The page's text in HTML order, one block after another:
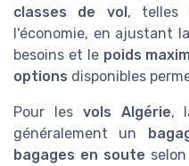
classes de vol, telles
l'économie, en ajustant la
besoins et le poids
options disponibles
Pour les vols Algérie,
généralement un
bagages en soute